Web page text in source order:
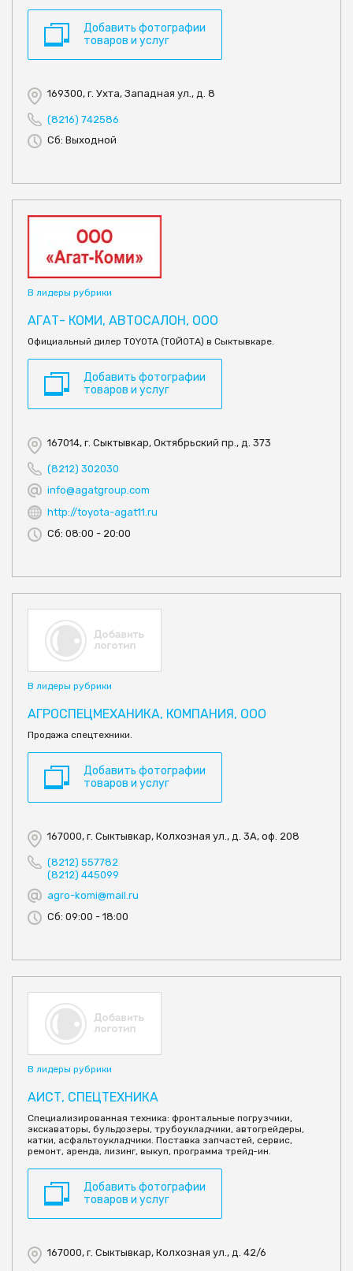
Добавить фотографии
товаров и услуг
169300, г. Ухта, Западная ул., д. 8
(8216) 742586
Сб: Выходной
В лидеры рубрики
АГАТ- КОМИ, АВТОСАЛОН, ООО
Официальный дилер TOYOTA (ТОЙОТА) в Сыктывкаре.
Добавить фотографии
товаров и услуг
167014, г. Сыктывкар, Октябрьский пр., д. 373
(8212) 302030
info@agatgroup.com
http://toyota-agat11.ru
Сб: 08:00 - 20:00
В лидеры рубрики
АГРОСПЕЦМЕХАНИКА, КОМПАНИЯ, ООО
Продажа спецтехники.
Добавить фотографии
товаров и услуг
167000, г. Сыктывкар, Колхозная ул., д. 3А, оф. 208
(8212) 557782
(8212) 445099
agro-komi@mail.ru
Сб: 09:00 - 18:00
В лидеры рубрики
АИСТ, СПЕЦТЕХНИКА
Специализированная техника: фронтальные погрузчики,
экскаваторы, бульдозеры, трубоукладчики, автогрейдеры,
катки, асфальтоукладчики. Поставка запчастей, сервис,
ремонт, аренда, лизинг, выкуп, программа трейд-ин.
Добавить фотографии
товаров и услуг
167000, г. Сыктывкар, Колхозная ул., д. 42/6